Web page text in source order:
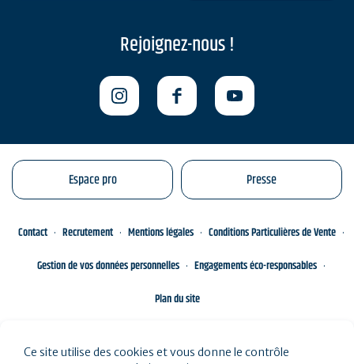
Rejoignez-nous !
Espace pro Presse
Contact Recrutement Mentions légales
Conditions Particulières de Vente
Gestion de vos données personnelles
Engagements éco-responsables
Plan du site
Ce site utilise des cookies et vous donne le contrôle